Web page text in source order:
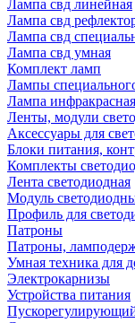
Лампа свд линейная
Лампа свд
Лампа свд
Лампа свд умная
Комплект ламп
Лампы
Лампа инфракрасная
Ленты, модули
Аксессуары для
Блоки питания,
Комплекты
Лента светодиодная
Модуль
Профиль для
Патроны
Патроны,
Умная техника для
Электрокарнизы
Устройства питания